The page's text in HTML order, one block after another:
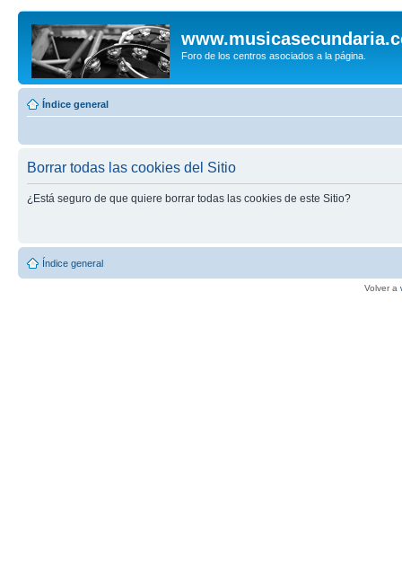
Foro de los centros asociados a la página.
Índice general
Borrar todas las cookies del Sitio
¿Está seguro de que quiere borrar todas las cookies de este Sitio?
Índice general
Volver a